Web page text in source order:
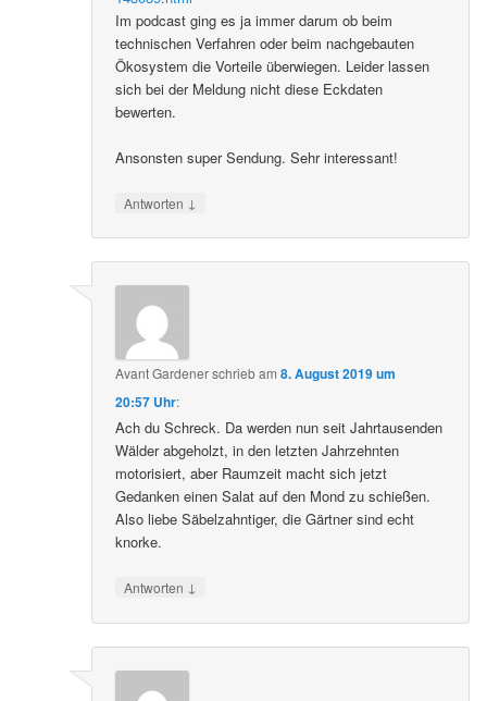
Im podcast ging es ja immer darum ob beim
technischen Verfahren oder beim nachgebauten
Ökosystem die Vorteile überwiegen. Leider lassen
sich bei der Meldung nicht diese Eckdaten
bewerten.
Ansonsten super Sendung. Sehr interessant!
Antworten ↓
Avant Gardenerschriebam8. August 2019 um
20:57 Uhr:
Ach du Schreck. Da werden nun seit Jahrtausenden
Wälder abgeholzt, in den letzten Jahrzehnten
motorisiert, aber Raumzeit macht sich jetzt
Gedanken einen Salat auf den Mond zu schießen.
Also liebe Säbelzahntiger, die Gärtner sind echt
knorke.
Antworten ↓